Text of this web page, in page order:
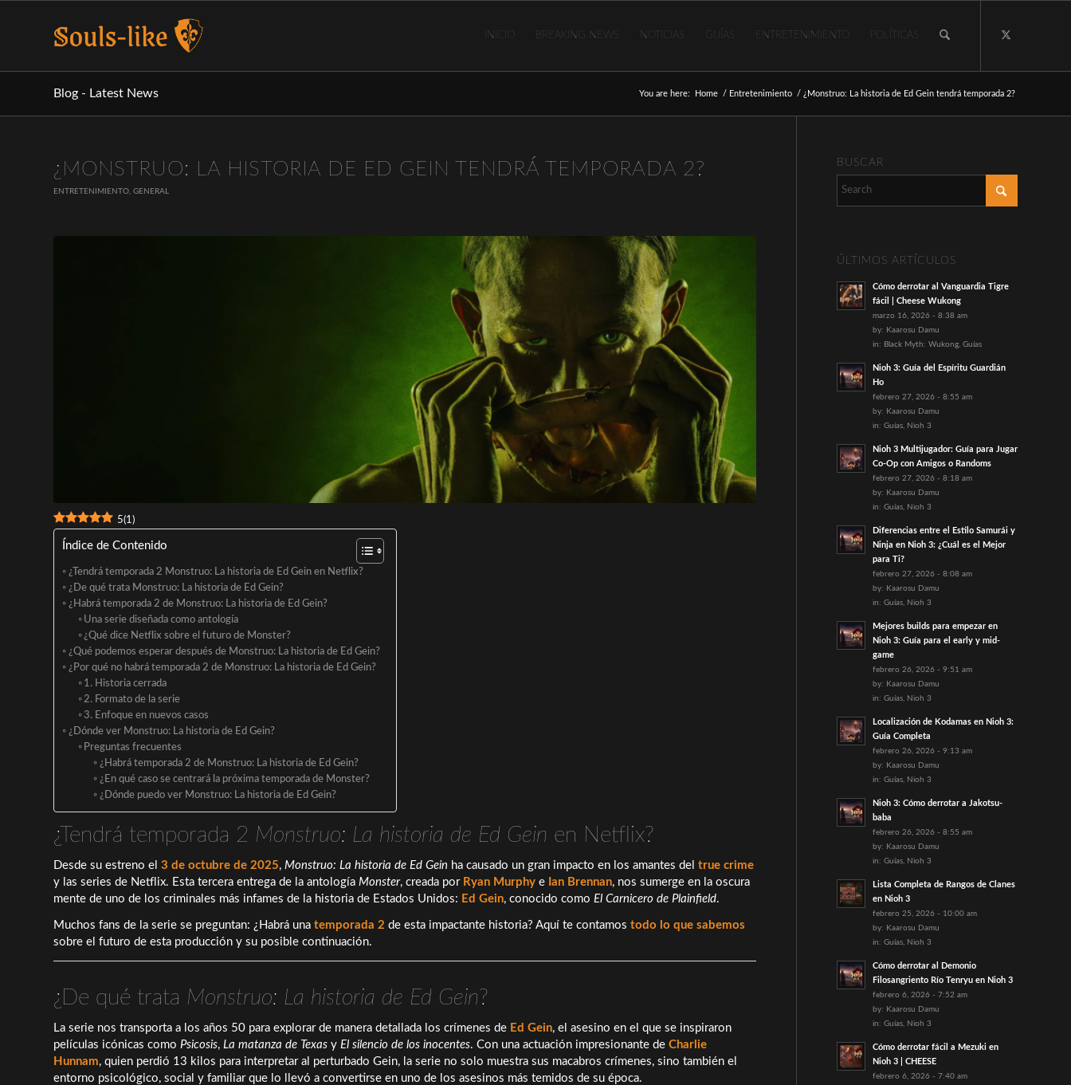
INICIO BREAKING NEWS NOTICIAS GUÍAS ENTRETENIMIENTO POLÍTICAS
Blog - Latest News You are here: Home / Entretenimiento / ¿Monstruo: La historia de Ed Gein tendrá temporada 2?
¿MONSTRUO: LA HISTORIA DE ED GEIN TENDRÁ TEMPORADA 2?
ENTRETENIMIENTO, GENERAL
5(1)
Índice de Contenido
¿Tendrá temporada 2 Monstruo: La historia de Ed Gein en Netflix?
¿De qué trata Monstruo: La historia de Ed Gein?
¿Habrá temporada 2 de Monstruo: La historia de Ed Gein?
Una serie diseñada como antología
¿Qué dice Netflix sobre el futuro de Monster?
¿Qué podemos esperar después de Monstruo: La historia de Ed Gein?
¿Por qué no habrá temporada 2 de Monstruo: La historia de Ed Gein?
1. Historia cerrada
2. Formato de la serie
3. Enfoque en nuevos casos
¿Dónde ver Monstruo: La historia de Ed Gein?
Preguntas frecuentes
¿Habrá temporada 2 de Monstruo: La historia de Ed Gein?
¿En qué caso se centrará la próxima temporada de Monster?
¿Dónde puedo ver Monstruo: La historia de Ed Gein?
¿Tendrá temporada 2 Monstruo: La historia de Ed Gein en Netflix?
Desde su estreno el 3 de octubre de 2025, Monstruo: La historia de Ed Gein ha causado un gran impacto en los amantes del true crime
y las series de Netflix. Esta tercera entrega de la antología Monster, creada por Ryan Murphy e Ian Brennan, nos sumerge en la oscura
mente de uno de los criminales más infames de la historia de Estados Unidos: Ed Gein, conocido como El Carnicero de Plainfield.
Muchos fans de la serie se preguntan: ¿Habrá una temporada 2 de esta impactante historia? Aquí te contamos todo lo que sabemos
sobre el futuro de esta producción y su posible continuación.
¿De qué trata Monstruo: La historia de Ed Gein?
La serie nos transporta a los años 50 para explorar de manera detallada los crímenes de Ed Gein, el asesino en el que se inspiraron
películas icónicas como Psicosis, La matanza de Texas y El silencio de los inocentes. Con una actuación impresionante de Charlie
Hunnam, quien perdió 13 kilos para interpretar al perturbado Gein, la serie no solo muestra sus macabros crímenes, sino también el
entorno psicológico, social y familiar que lo llevó a convertirse en uno de los asesinos más temidos de su época.
BUSCAR
ÚLTIMOS ARTÍCULOS
Cómo derrotar al Vanguardia Tigre
fácil | Cheese Wukong
marzo 16, 2026 - 8:38 am
by: Kaarosu Damu
in: Black Myth: Wukong, Guías
Nioh 3: Guía del Espíritu Guardián
Ho
febrero 27, 2026 - 8:55 am
by: Kaarosu Damu
in: Guías, Nioh 3
Nioh 3 Multijugador: Guía para Jugar
Co-Op con Amigos o Randoms
febrero 27, 2026 - 8:18 am
by: Kaarosu Damu
in: Guías, Nioh 3
Diferencias entre el Estilo Samurái y
Ninja en Nioh 3: ¿Cuál es el Mejor
para Ti?
febrero 27, 2026 - 8:08 am
by: Kaarosu Damu
in: Guías, Nioh 3
Mejores builds para empezar en
Nioh 3: Guía para el early y mid-
game
febrero 26, 2026 - 9:51 am
by: Kaarosu Damu
in: Guías, Nioh 3
Localización de Kodamas en Nioh 3:
Guía Completa
febrero 26, 2026 - 9:13 am
by: Kaarosu Damu
in: Guías, Nioh 3
Nioh 3: Cómo derrotar a Jakotsu-
baba
febrero 26, 2026 - 8:55 am
by: Kaarosu Damu
in: Guías, Nioh 3
Lista Completa de Rangos de Clanes
en Nioh 3
febrero 25, 2026 - 10:00 am
by: Kaarosu Damu
in: Guías, Nioh 3
Cómo derrotar al Demonio
Filosangriento Río Tenryu en Nioh 3
febrero 6, 2026 - 7:52 am
by: Kaarosu Damu
in: Guías, Nioh 3
Cómo derrotar fácil a Mezuki en
Nioh 3 | CHEESE
febrero 6, 2026 - 7:40 am